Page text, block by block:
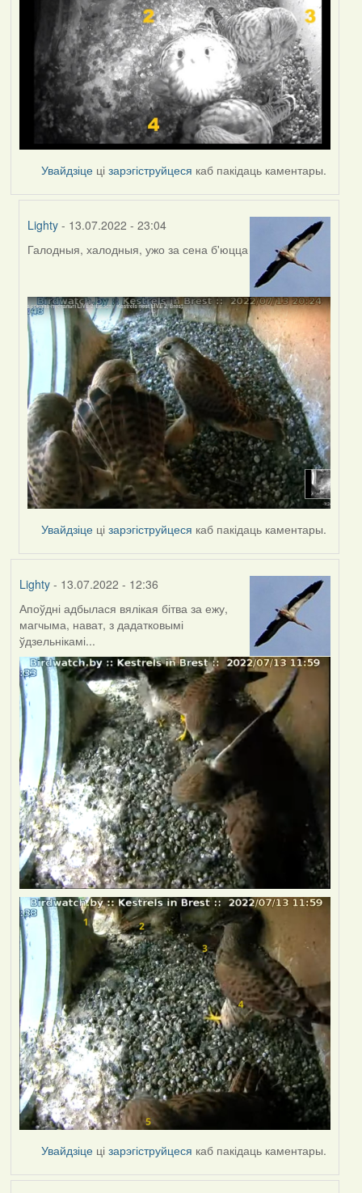
Увайдзіце цізарэгіструйцеся каб пакідаць каментары.
Lighty - 13.07.2022 - 23:04
In
by
Harrier
Галодныя, халодныя, ужо за сена б'юцца
Увайдзіце цізарэгіструйцеся каб пакідаць каментары.
Lighty- 13.07.2022 - 12:36
Апоўдні адбылася вялікая бітва за ежу,
магчыма, нават, з дадатковымі
ўдзельнікамі...
Увайдзіце цізарэгіструйцеся каб пакідаць каментары.